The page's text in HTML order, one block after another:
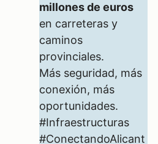
millones de euros
en carreteras y
caminos
provinciales.
Más seguridad, más
conexión, más
oportunidades.
#Infraestructuras
#ConectandoAlicant